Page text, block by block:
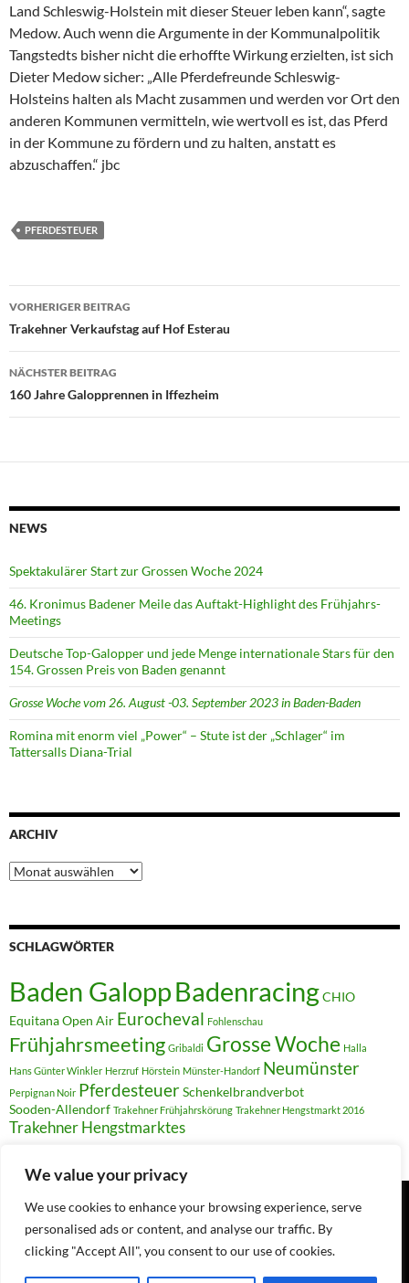
We value your privacy
We use cookies to enhance your browsing experience, serve
personalised ads or content, and analyse our traffic. By
clicking "Accept All", you consent to our use of cookies.
Land Schleswig-Holstein mit dieser Steuer leben kann“, sagte
Medow. Auch wenn die Argumente in der Kommunalpolitik
Tangstedts bisher nicht die erhoffte Wirkung erzielten, ist sich
Dieter Medow sicher: „Alle Pferdefreunde Schleswig-
Holsteins halten als Macht zusammen und werden vor Ort den
anderen Kommunen vermitteln, wie wertvoll es ist, das Pferd
in der Kommune zu fördern und zu halten, anstatt es
abzuschaffen.“ jbc
PFERDESTEUER
Beitragsnavigation
VORHERIGER BEITRAG
Trakehner Verkaufstag auf Hof Esterau
NÄCHSTER BEITRAG
160 Jahre Galopprennen in Iffezheim
NEWS
Spektakulärer Start zur Grossen Woche 2024
46. Kronimus Badener Meile das Auftakt-Highlight des Frühjahrs-
Meetings
Deutsche Top-Galopper und jede Menge internationale Stars für den
154. Grossen Preis von Baden genannt
Grosse Woche vom 26. August -03. September 2023 in Baden-Baden
Romina mit enorm viel „Power“ – Stute ist der „Schlager“ im
Tattersalls Diana-Trial
ARCHIV
Archiv
SCHLAGWÖRTER
Baden GaloppBadenracingCHIO
Equitana Open Air Eurocheval Fohlenschau
Frühjahrsmeeting Gribaldi Grosse Woche Halla
Hans Günter Winkler Herzruf Hörstein Münster-Handorf Neumünster
Perpignan Noir PferdesteuerSchenkelbrandverbot
Sooden-Allendorf Trakehner Frühjahrskörung Trakehner Hengstmarkt 2016
Trakehner Hengstmarktes
Suchen
nach: